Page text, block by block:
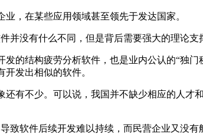
，在某些应用领域甚至领先于发达国家。
并没有什么不同，但是背后需要强大的理论
的结构疲劳分析软件，也是业内公认的“独
发出相似的软件。
还有不少。可以说，我国并不缺少相应的人
致软件后续开发难以持续，而民营企业又没